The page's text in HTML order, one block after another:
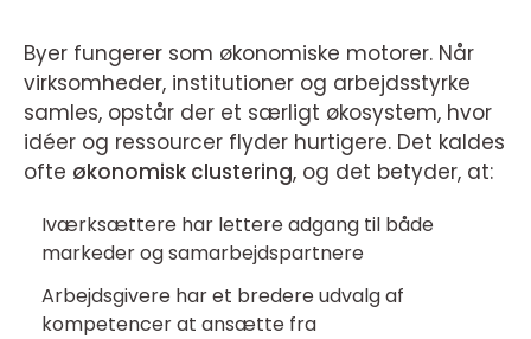
Byer fungerer som økonomiske motorer. Når
virksomheder, institutioner og arbejdsstyrke
samles, opstår der et særligt økosystem, hvor
idéer og ressourcer flyder hurtigere. Det kaldes
ofte økonomisk clustering, og det betyder, at:
Iværksættere har lettere adgang til både
markeder og samarbejdspartnere
Arbejdsgivere har et bredere udvalg af
kompetencer at ansætte fra